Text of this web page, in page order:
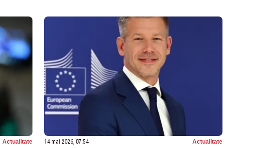
Actualitate 14 mai 2026, 07:54 Actualitate